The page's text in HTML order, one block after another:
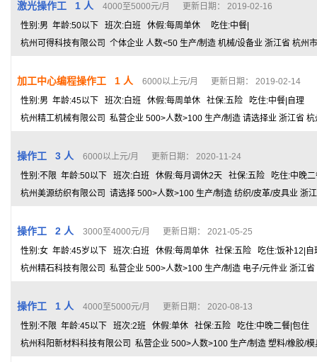
激光操作工 1 人
4000至5000元/月 更新日期： 2019-02-16
性别:男 年龄:50以下 班次:白班 休假:每周单休 吃住:中餐|
杭州可得科技有限公司 个体企业 人数<50 生产/制造 机械/设备业 浙江省 杭州市
加工中心编程操作工 1 人
6000以上元/月 更新日期： 2019-02-14
性别:男 年龄:45以下 班次:白班 休假:每周单休 社保:五险 吃住:中餐|自理
杭州精工机械有限公司 私营企业 500>人数>100 生产/制造 请选择业 浙江省 杭
操作工 3 人
6000以上元/月 更新日期： 2020-11-24
性别:不限 年龄:50以下 班次:白班 休假:每月调休2天 社保:五险 吃住:中晚二
杭州美源纺织有限公司 请选择 500>人数>100 生产/制造 纺织/皮革/皮具业 浙
操作工 2 人
3000至4000元/月 更新日期： 2021-05-25
性别:女 年龄:45岁以下 班次:白班 休假:每周单休 社保:五险 吃住:饭补12|自
杭州精石科技有限公司 私营企业 500>人数>100 生产/制造 电子/元件业 浙江省
操作工 1 人
4000至5000元/月 更新日期： 2020-08-13
性别:不限 年龄:45以下 班次:2班 休假:单休 社保:五险 吃住:中晚二餐|包住
杭州科阳新材料科技有限公司 私营企业 500>人数>100 生产/制造 塑料/橡胶/